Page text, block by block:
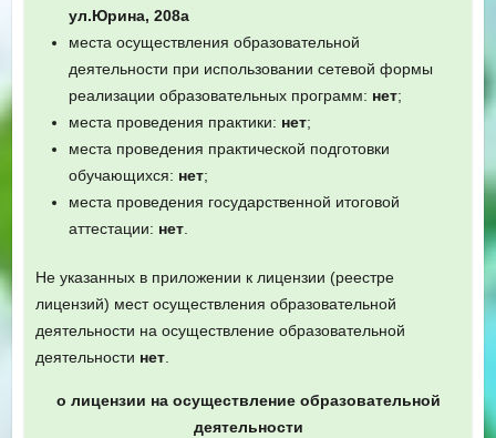
ул.Юрина, 208а
места осуществления образовательной
деятельности при использовании сетевой формы
реализации образовательных программ: нет;
места проведения практики: нет;
места проведения практической подготовки
обучающихся: нет;
места проведения государственной итоговой
аттестации: нет.
Не указанных в приложении к лицензии (реестре
лицензий) мест осуществления образовательной
деятельности на осуществление образовательной
деятельности нет.
о лицензии на осуществление образовательной
деятельности